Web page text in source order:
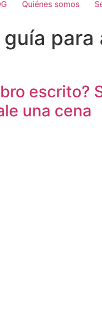
Quiénes somos
guía para
escrito?
una cena